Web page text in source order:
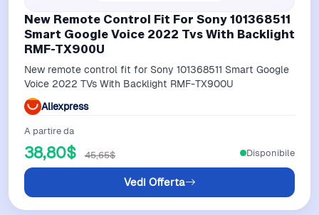
New Remote Control Fit For Sony 101368511
Smart Google Voice 2022 Tvs With Backlight
RMF-TX900U
New remote control fit for Sony 101368511 Smart Google
Voice 2022 TVs With Backlight RMF-TX900U
Aliexpress
A partire da
38,80$ 45,65$
Vedi Offerta
Disponibile